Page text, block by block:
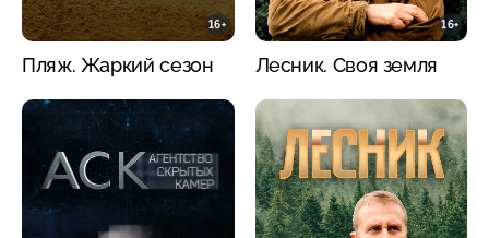
16+
Пляж. Жаркий сезон
16+
Лесник. Своя земля